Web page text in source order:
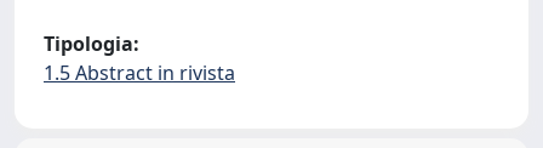
Tipologia:
1.5 Abstract in rivista